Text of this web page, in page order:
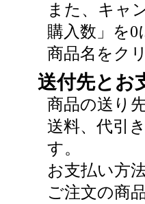
また、キャ
購入数」を
商品名をク
送付先とお
商品の送り
送料、代引
す。
お支払い方
ご注文の商